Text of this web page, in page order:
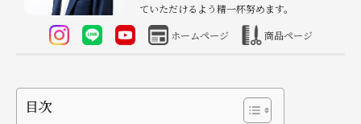
ていただけるよう精一杯努めます。
ホームページ
商品ページ
目次